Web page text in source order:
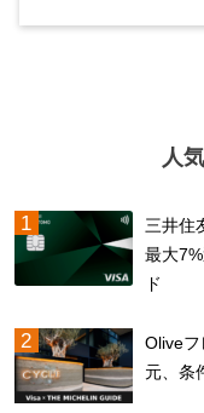
人
三井住
最大
ド
Olive
元、条